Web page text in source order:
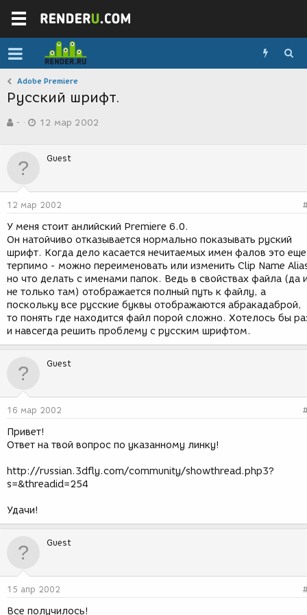
Adobe Premiere
Русский шрифт.
в
р
м
-
а
д
н
и
я
12 мар 2002
Guest
12 мар 2002
У меня стоит анлийский Premiere 6.0.
Он натойчиво отказывается нормально показывать руский
шрифт. Когда дело касается нечитаемых имен фалов это еще
терпимо - можно переименовать или изменить Clip Name
но что делать с именами папок. Ведь в свойствах файла (да
не только там) отображается полный путь к файлу, а
поскольку все русские буквы отображаются абракадаброй,
то понять где находится файл порой сложно. Хотелось бы
и навсегда решить проблему с русским шрифтом.
Guest
16 мар 2002
Привет!
Ответ на твой вопрос по указанному линку!
http://russian.3dfly.com/community/showthread.php3?
s=&threadid=254
Удачи!
Guest
15 апр 2002
Все получилось!